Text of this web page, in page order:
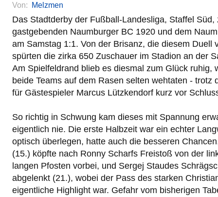
Von: Melzmen
Das Stadtderby der Fußball-Landesliga, Staffel Süd,
gastgebenden Naumburger BC 1920 und dem
am Samstag 1:1. Von der Brisanz, die diesem Duell
spürten die zirka 650 Zuschauer im Stadion an der
Am Spielfeldrand blieb es diesmal zum Glück ruhig,
beide Teams auf dem Rasen selten wehtaten - trotz
für Gästespieler Marcus Lützkendorf kurz vor
So richtig in Schwung kam dieses mit Spannung
eigentlich nie. Die erste Halbzeit war ein echter
optisch überlegen, hatte auch die besseren
(15.) köpfte nach Ronny Scharfs Freistoß von der
langen Pfosten vorbei, und Sergej Staudes
abgelenkt (21.), wobei der Pass des starken
eigentliche Highlight war. Gefahr vom bisherigen